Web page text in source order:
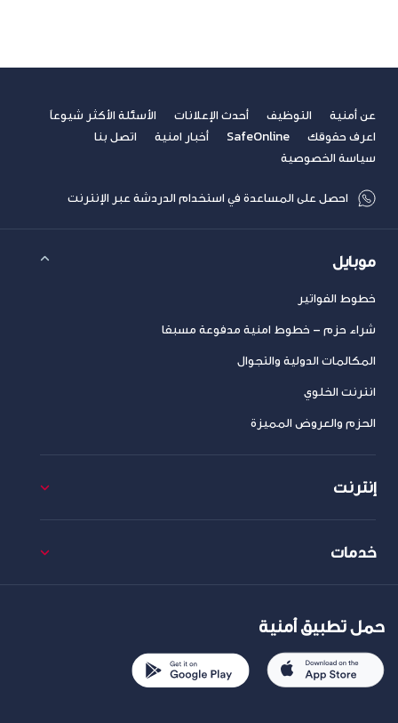
عن أمنية التوظيف أحدث الإعلانات
الأسئلة الأكثر شيوعاً
اعرف حقوقك
SafeOnline أخبار امنية
اتصل بنا
سياسة الخصوصية
احصل على المساعدة في استخدام الدردشة عبر الإنترنت
موبايل
خطوط الفواتير
شراء حزم – خطوط امنية مدفوعة مسبقا
المكالمات الدولية والتجوال
انترنت الخلوي
الحزم والعروض المميزة
إنترنت
خدمات
حمل تطبيق أمنية